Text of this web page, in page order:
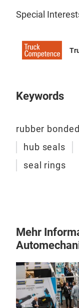
Special
Keywords
rubber
hub seals
seal rings
Mehr